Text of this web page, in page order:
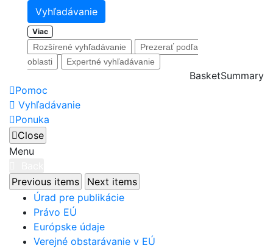
Vyhľadávanie
Viac
Rozšírené vyhľadávanie
Prezerať podľa
oblasti
Expertné vyhľadávanie
BasketSummary
Pomoc
Vyhľadávanie
Ponuka
Close
Menu
Previous items
Next items
Úrad pre publikácie
Právo EÚ
Európske údaje
Verejné obstarávanie v EÚ